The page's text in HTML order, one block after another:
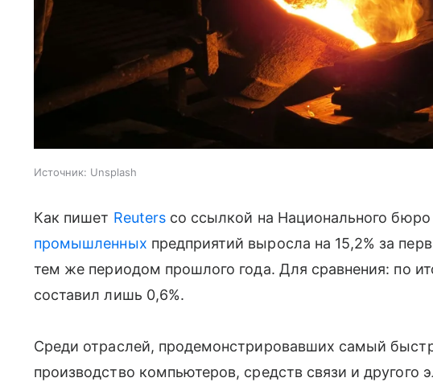
Источник: Unsplash
Как пишет Reuters со ссылкой на Национального
промышленных предприятий выросла на 15,2% за
тем же периодом прошлого года. Для сравнения: по
составил лишь 0,6%.
Среди отраслей, продемонстрировавших самый
производство компьютеров, средств связи и другого